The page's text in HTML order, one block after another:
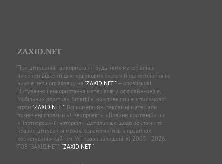
ZAXID.NET
При цитуванні і використанні будь-яких матеріалів в
Інтернеті відкриті для пошукових систем гіперпосилання не
нижче першого абзацу на "ZAXID.NET "— обов’язкові.
Цитування і використання матеріалів у оффлайн-медіа,
Мобільних додатках, SmartTV можливе лише з письмової
згоди "ZAXID.NET ". Всі комерційні рекламні матеріали
позначені словами «Спецпроєкт», «Новини компаній» чи
«Партнерський матеріал». Детальніше щодо реклами та
правил цитування можна ознайомитись в правилах
користування сайтом. Усі права захищені. © 2005—2026,
ТОВ “ЗАХІД.НЕТ”, "ZAXID.NET ".